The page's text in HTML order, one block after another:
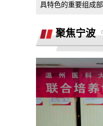
汽车还不给退
买车时承诺
到了合同现
合同执行
半年了不给
潍坊寿光驰
还，霸王条
河北军文教
具特色的重要组成部
聚焦宁波